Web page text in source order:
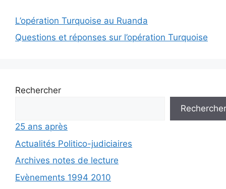
L’opération Turquoise au Ruanda
Questions et réponses sur l’opération Turquoise
Rechercher
Rechercher
25 ans après
Actualités Politico-judiciaires
Archives notes de lecture
Evènements 1994 2010